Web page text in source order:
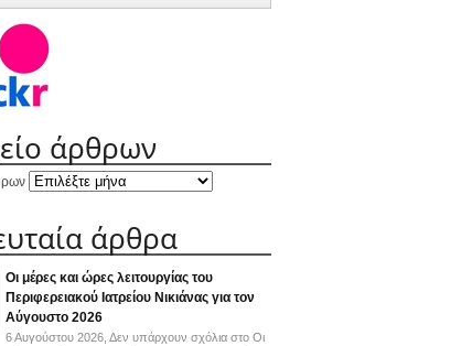
άρθρων
άρθρα
Οι μέρες και ώρες λειτουργίας του
Περιφερειακού Ιατρείου Νικιάνας για τον
Αύγουστο 2026
6 Αυγούστου 2026, Δεν υπάρχουν σχόλια στο Οι